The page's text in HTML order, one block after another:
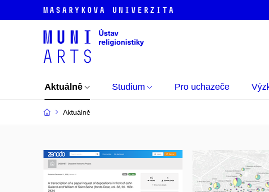
Aktuálně Studium Pro uchazeče
Aktuálně